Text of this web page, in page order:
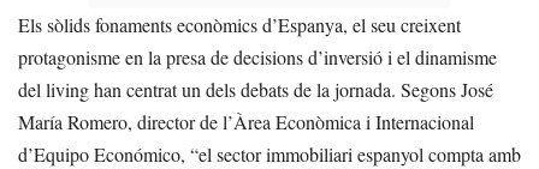
Els sòlids fonaments econòmics d’Espanya, el seu creixent
protagonisme en la presa de decisions d’inversió i el dinamisme
del living han centrat un dels debats de la jornada. Segons José
María Romero, director de l’Àrea Econòmica i Internacional
d’Equipo Económico, “el sector immobiliari espanyol compta amb